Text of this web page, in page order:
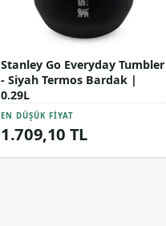
Stanley Go Everyday Tumbler
- Siyah Termos Bardak |
0.29L
EN DÜŞÜK FIYAT
1.709,10 TL